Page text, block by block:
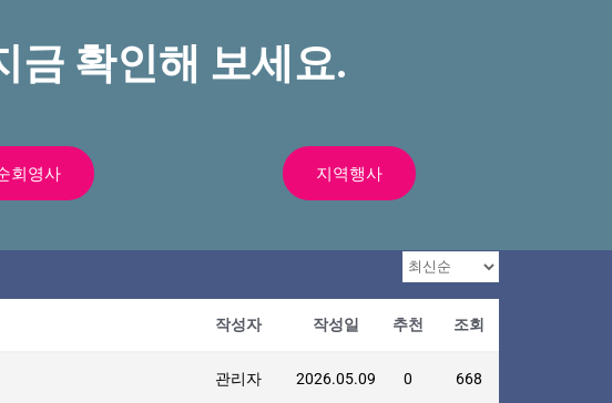
금 확인해 보세요.
회영사 지역행사
작성자 작성일 추천 조회
관리자 2026.05.09 0 668